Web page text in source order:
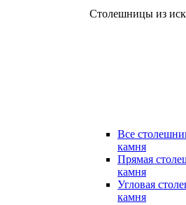
Столешницы из
Все
камня
Прямая
камня
Угловая
камня